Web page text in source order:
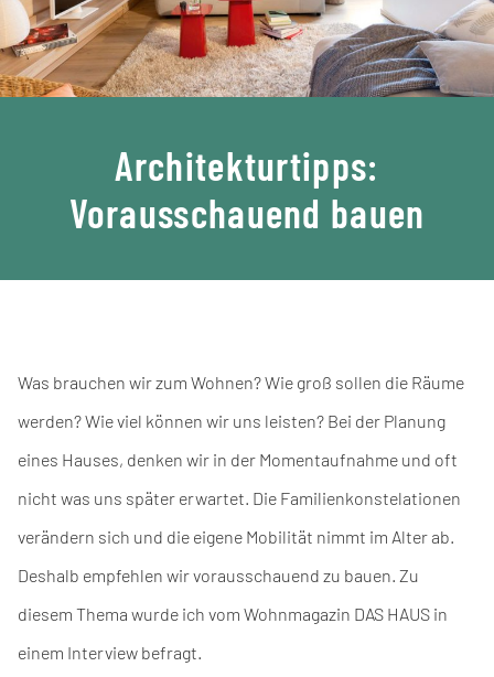
Architekturtipps:
Vorausschauend bauen
Was brauchen wir zum Wohnen? Wie groß sollen die Räume
werden? Wie viel können wir uns leisten? Bei der Planung
eines Hauses, denken wir in der Momentaufnahme und oft
nicht was uns später erwartet. Die Familienkonstelationen
verändern sich und die eigene Mobilität nimmt im Alter ab.
Deshalb empfehlen wir vorausschauend zu bauen. Zu
diesem Thema wurde ich vom Wohnmagazin DAS HAUS in
einem Interview befragt.